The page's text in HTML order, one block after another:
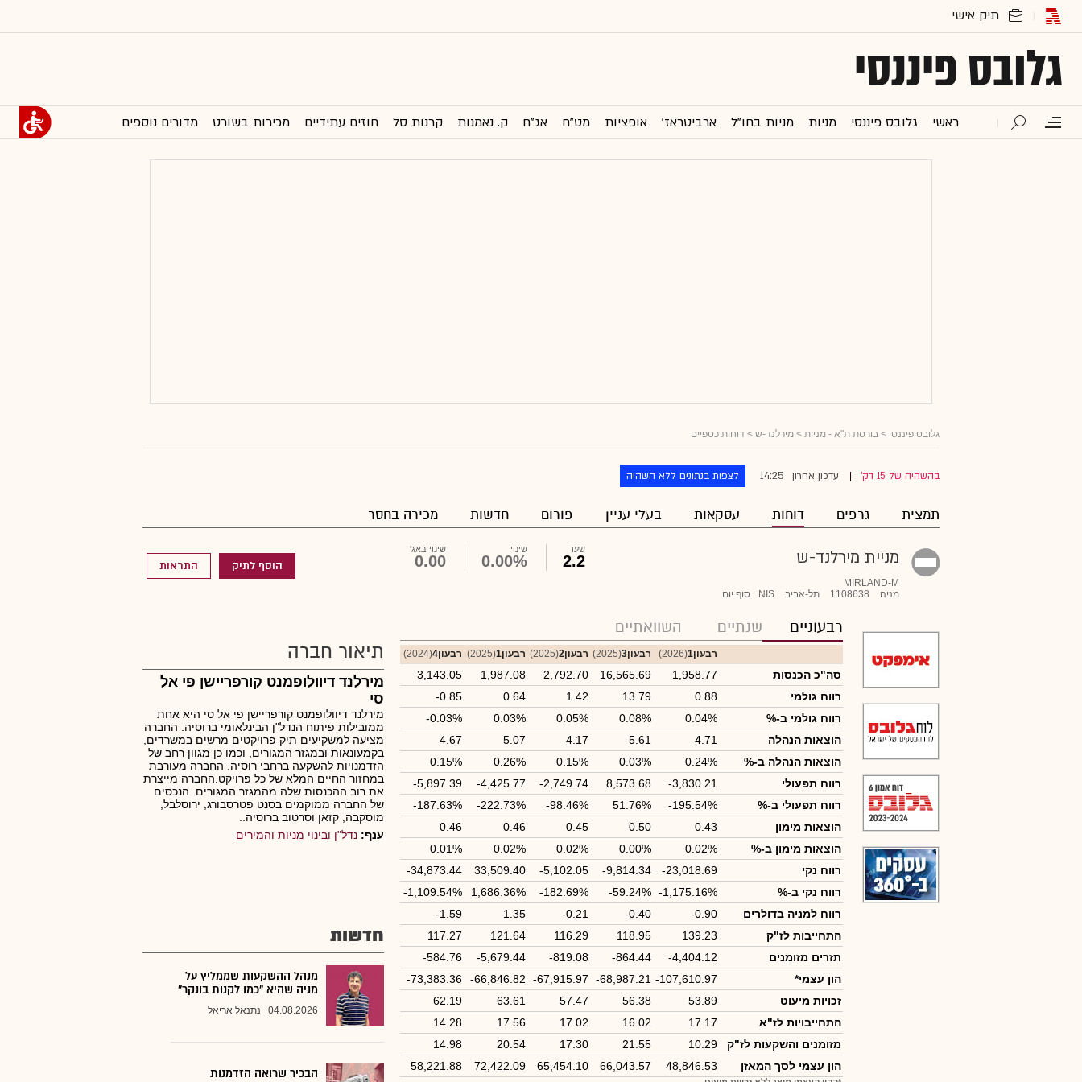
גלובס פיננסי
ראשי גלובס פיננסי מניות מניות בחו"ל ארביטראז' אופציות מט"ח אג"ח ק. נאמנות קרנות סל חוזים עתידיים מכירות בשורט מדורים נוספים
גלובס פיננסי > בורסת ת"א - מניות > מירלנד-ש > דוחות כספיים
בהשהיה של 15 דק' עדכון אחרון 14:25 לצפות בנתונים ללא השהיה
תמצית גרפים דוחות עסקאות בעלי עניין פורום חדשות מכירה בחסר
מניית מירלנד-ש
MIRLAND-M
מניה
1108638 תל-אביב NIS סוף יום
שער
2.2
שינוי
0.00%
שינוי באג'
0.00 הוסף לתיק התראות
רבעוניים שנתיים השוואתיים
רבעון1 (2026) רבעון3 (2025) רבעון2 (2025) רבעון1 (2025) רבעון4 (2024)
סה"כ הכנסות 1,958.77
16,565.69
2,792.70
1,987.08
3,143.05
רווח גולמי
0.88
13.79
1.42
0.64
-0.85
רווח גולמי ב-%
0.04%
0.08%
0.05%
0.03%
-0.03%
הוצאות הנהלה
4.71
5.61
4.17
5.07
4.67
הוצאות הנהלה ב-%
0.24%
0.03%
0.15%
0.26%
0.15%
רווח תפעולי
-3,830.21
8,573.68
-2,749.74
-4,425.77
-5,897.39
רווח תפעולי ב-%
-195.54%
51.76%
-98.46%
-222.73%
-187.63%
הוצאות מימון
0.43
0.50
0.45
0.46
0.46
הוצאות מימון ב-%
0.02%
0.00%
0.02%
0.02%
0.01%
רווח נקי
-23,018.69
-9,814.34
-5,102.05
33,509.40
-34,873.44
רווח נקי ב-%
-1,175.16%
-59.24%
-182.69%
1,686.36%
-1,109.54%
רווח למניה בדולרים
-0.90
-0.40
-0.21
1.35
-1.59
התחייבות לז"ק
139.23
118.95
116.29
121.64
117.27
תזרים מזומנים
-4,404.12
-864.44
-819.08
-5,679.44
-584.76
הון עצמי*
-107,610.97
-68,987.21
-67,915.97
-66,846.82
-73,383.36
זכויות מיעוט
53.89
56.38
57.47
63.61
62.19
התחייבויות לז"א
17.17
16.02
17.02
17.56
14.28
מזומנים והשקעות לז"ק
10.29
21.55
17.30
20.54
14.98
הון עצמי לסך המאזן
48,846.53
66,043.57
65,454.10
72,422.09
58,221.88
תיאור חברה
מירלנד דיוולופמנט קורפריישן פי אל
סי
מירלנד דיוולופמנט קורפריישן פי אל סי היא אחת
ממובילות פיתוח הנדל"ן הבינלאומי ברוסיה. החברה
מציעה למשקיעים תיק פרויקטים מרשים במשרדים,
בקמעונאות ובמגזר המגורים, וכמו כן מגוון רחב של
הזדמנויות להשקעה ברחבי רוסיה. החברה מעורבת
במחזור החיים המלא של כל פרויקט.החברה מייצרת
את רוב ההכנסות שלה מהמגזר המגורים. הנכסים
של החברה ממוקמים בסנט פטרסבורג, ירוסלבל,
מוסקבה, קזאן וסרטוב ברוסיה..
ענף: נדל"ן ובינוי מניות והמירים
חדשות
מנהל ההשקעות שממליץ על
מניה שהיא "כמו לקנות בונקר"
04.08.2026 נתנאל אריאל
הבכיר שרואה הזדמנות